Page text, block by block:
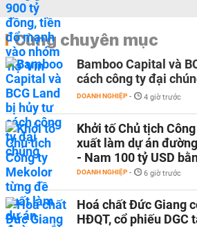
Cùng chuyên mục
Bamboo Capital và
cách công ty đại
DOANH NGHIỆP - 4 giờ trước
Khởi tố Chủ tịch
xuất làm dự án
- Nam 100 tỷ USD
DOANH NGHIỆP - 6 giờ trước
Hoá chất Đức Giang
HĐQT, cổ phiếu DGC